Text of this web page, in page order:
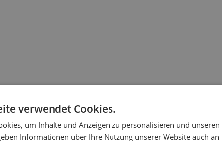
verwendet Cookies.
um Inhalte und Anzeigen zu personalisieren und
Informationen über Ihre Nutzung unserer Website auch an